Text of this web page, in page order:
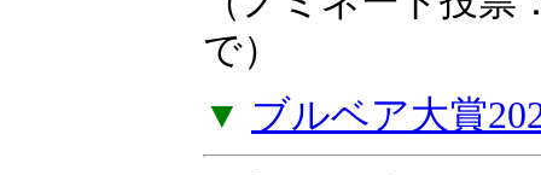
たお薦めの一冊を
い。2025年ジャン
を掲載しました。